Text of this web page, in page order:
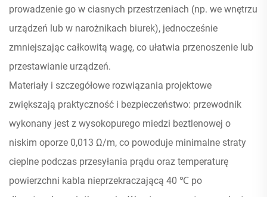
prowadzenie go w ciasnych przestrzeniach (np. we wnętrzu
urządzeń lub w narożnikach biurek), jednocześnie
zmniejszając całkowitą wagę, co ułatwia przenoszenie lub
przestawianie urządzeń.
Materiały i szczegółowe rozwiązania projektowe
zwiększają praktyczność i bezpieczeństwo: przewodnik
wykonany jest z wysokopurego miedzi beztlenowej o
niskim oporze 0,013 Ω/m, co powoduje minimalne straty
cieplne podczas przesyłania prądu oraz temperaturę
powierzchni kabla nieprzekraczającą 40 ℃ po